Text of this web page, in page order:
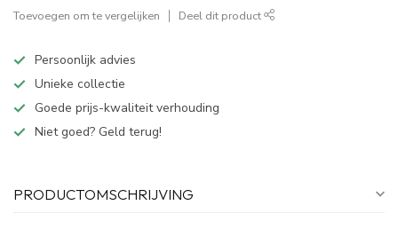
Toevoegen om te vergelijken Deel dit product
Persoonlijk advies
Unieke collectie
Goede prijs-kwaliteit verhouding
Niet goed? Geld terug!
PRODUCTOMSCHRIJVING